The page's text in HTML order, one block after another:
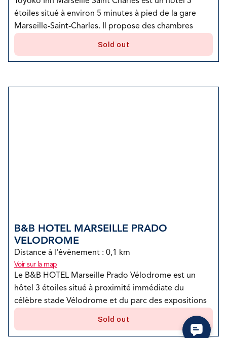
étoiles situé à environ 5 minutes à pied de la gare
Marseille-Saint-Charles. Il propose des chambres
d’affaires et aux touristes recherchant un
hébergement confortable à prix raisonnable.
Fi gratuit, un petit-déjeuner continental inclus, un bar,
Sold out
Distance à l'évènement : 0,1 km
Voir sur la map
B&B HOTEL MARSEILLE PRADO
VELODROME
Le B&B HOTEL Marseille Prado Vélodrome est un
hôtel 3 étoiles situé à proximité immédiate du
célèbre stade Vélodrome et du parc des expositions
point de départ idéal pour découvrir Marseille,
Sold out